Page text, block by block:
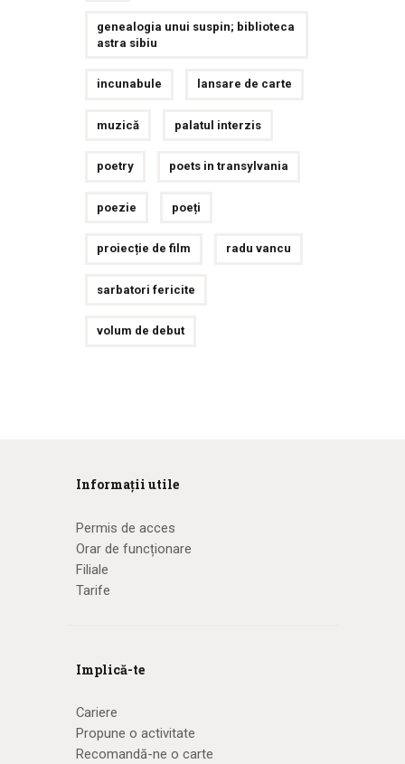
genealogia unui suspin; biblioteca
astra sibiu
incunabule lansare de carte
muzică palatul interzis
poetry poets in transylvania
poezie poeți
proiecție de film radu vancu
sarbatori fericite
volum de debut
Informații utile
Permis de acces
Orar de funcționare
Filiale
Tarife
Implică-te
Cariere
Propune o activitate
Recomandă-ne o carte